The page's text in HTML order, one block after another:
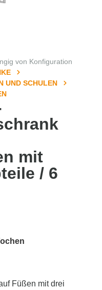
von Konfiguration
UND SCHULEN
mit
/ 6
Füßen mit drei